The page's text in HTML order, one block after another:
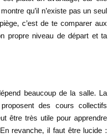
qu’il n’existe pas un seul
c’est de te comparer aux
propre niveau de départ et ta
beaucoup de la salle. La
des cours collectifs
être très utile pour apprendre
revanche, il faut être lucide :